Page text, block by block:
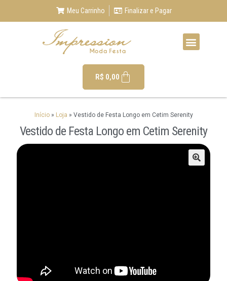
Meu Carrinho Finalizar e Pagar
R$ 0,00
Início» Loja » Vestido de Festa Longo em Cetim Serenity
Vestido de Festa Longo em Cetim Serenity